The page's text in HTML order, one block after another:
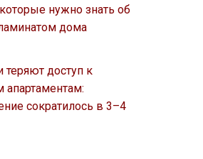
нужно знать об
дома
теряют доступ к
сократилось в 3–4